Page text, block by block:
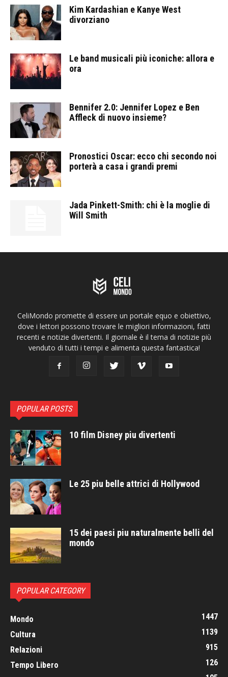
Kim Kardashian e Kanye West
divorziano
Le band musicali più iconiche: allora e
ora
Bennifer 2.0: Jennifer Lopez e Ben
Affleck di nuovo insieme?
Pronostici Oscar: ecco chi secondo noi
porterà a casa i grandi premi
Jada Pinkett-Smith: chi è la moglie di
Will Smith
CeliMondo promette di essere un portale equo e obiettivo,
dove i lettori possono trovare le migliori informazioni, fatti
recenti e notizie divertenti. Il giornale è il tema di notizie più
venduto di tutti i tempi e alimenta questa fantastica!
POPULAR POSTS
10 film Disney piu divertenti
Le 25 piu belle attrici di Hollywood
15 dei paesi piu naturalmente belli del
mondo
POPULAR CATEGORY
Mondo
1447
Cultura
1139
Relazioni
915
Tempo Libero
126